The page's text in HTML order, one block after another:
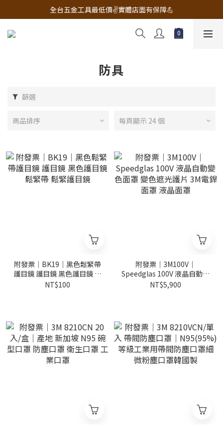
🔧電動工具&五金唯一首選 宇慶五金網拍🔧
全台五金工具最低價✌️實體店面有保障💪
配有專業維修部門🔧品質保修一年📌
防具
篩選
商品排序 每頁顯示 24 個
附發票｜BK19｜黑色鬆緊帶
護目鏡 護目鏡 黑色護目鏡 鬆
緊帶 鬆緊護目鏡
NT$100
附發票｜3M100V｜
Speedglas 100V 液晶自動變
色面罩 變色遮光護片 3M電
NT$5,900